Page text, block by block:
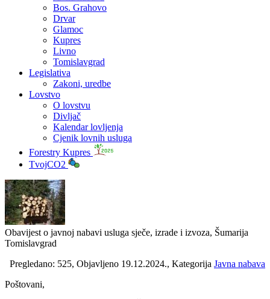
Bos. Grahovo
Drvar
Glamoc
Kupres
Livno
Tomislavgrad
Legislativa
Zakoni, uredbe
Lovstvo
O lovstvu
Divljač
Kalendar lovljenja
Cjenik lovnih usluga
Forestry Kupres
TvojCO2
Obavijest o javnoj nabavi usluga sječe, izrade i izvoza, Šumarija
Tomislavgrad
Pregledano: 525, Objavljeno 19.12.2024., Kategorija Javna nabava
Poštovani,